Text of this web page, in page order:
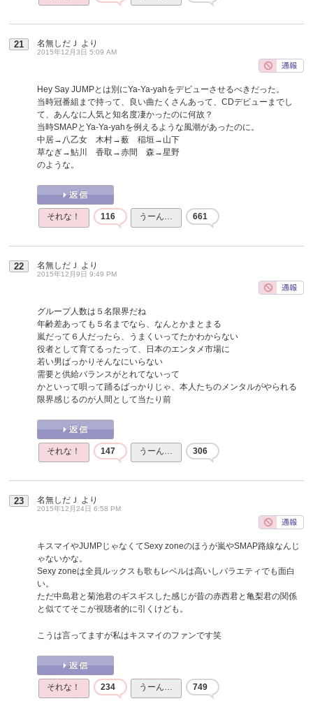
21 名無しだＪ より
2015年12月3日 5:09 AM
Hey Say JUMPとは別にYa-Ya-yahをデビューさせるべきだった。
当時冠番組まで持って、良い曲たくさんあって、CDデビューまでし
て、あんなに人気と知名度凄かったのに何故？
当時SMAPとYa-Ya-yahを例えるような風潮があったのに。
中居→八乙女 木村→薮 稲垣→山下
草なぎ→鮎川 香取→赤間 森→星野
のような。
それな！ 116 うーん… 661
22 名無しだＪ より
2015年12月9日 9:49 PM
グループ人数は５名限界だね
年齢差あっても５名までなら、なんとかまとまる
嵐だって６人だったら、うまくいってたかわからない
役者として育てるったって、日本のエンタメ市場に
若い男ばっかりそんなにいらない
需要と供給バランスがとれてないって
かといって唄って踊るばっかりじゃ、本人たちのメンタルがやられる
限界感じるのが人間として当たり前
それな！ 147 うーん… 306
23 名無しだＪ より
2015年12月24日 6:58 PM
キスマイやJUMPじゃなくてSexy zoneのほうが嵐やSMAP路線なんじ
ゃないかな。
Sexy zoneは全員ルックスも歌もレベルは高いしバラエティでも面白
い。
ただ中島君と菊池君のギスギスした感じが昔の赤西君と亀梨君の関係
と似ててそこが視聴者的に引くけども。
こうは言ってますが私はキスマイのファンです笑
それな！ 234 うーん… 749